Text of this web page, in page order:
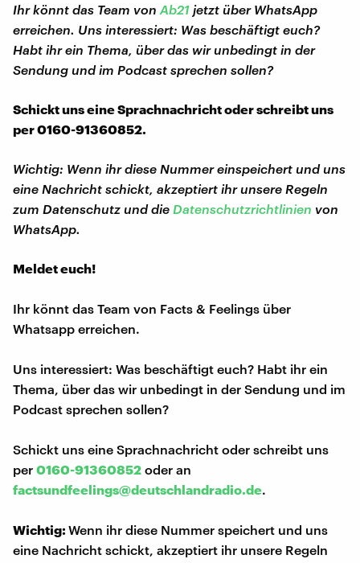
Ihr könnt das Team von Ab21 jetzt über WhatsApp
erreichen. Uns interessiert: Was beschäftigt euch?
Habt ihr ein Thema, über das wir unbedingt in der
Sendung und im Podcast sprechen sollen?
Schickt uns eine Sprachnachricht oder schreibt uns
per 0160-91360852.
Wichtig: Wenn ihr diese Nummer einspeichert und uns
eine Nachricht schickt, akzeptiert ihr unsere Regeln
zum Datenschutz und die Datenschutzrichtlinien von
WhatsApp.
Meldet euch!
Ihr könnt das Team von Facts & Feelings über
Whatsapp erreichen.
Uns interessiert: Was beschäftigt euch? Habt ihr ein
Thema, über das wir unbedingt in der Sendung und im
Podcast sprechen sollen?
Schickt uns eine Sprachnachricht oder schreibt uns
per 0160-91360852 oder an
factsundfeelings@deutschlandradio.de.
Wichtig:Wenn ihr diese Nummer speichert und uns
eine Nachricht schickt, akzeptiert ihr unsere Regeln